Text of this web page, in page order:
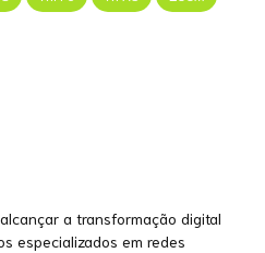
a transformação digital
especializados em redes